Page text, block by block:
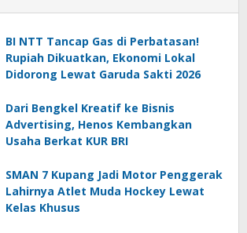
BI NTT Tancap Gas di Perbatasan!
Rupiah Dikuatkan, Ekonomi Lokal
Didorong Lewat Garuda Sakti 2026
Dari Bengkel Kreatif ke Bisnis
Advertising, Henos Kembangkan
Usaha Berkat KUR BRI
SMAN 7 Kupang Jadi Motor Penggerak
Lahirnya Atlet Muda Hockey Lewat
Kelas Khusus